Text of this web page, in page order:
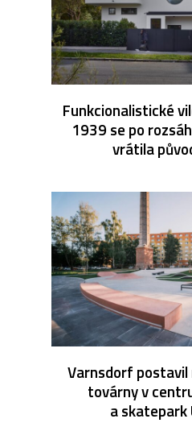
Funkcionalistické
1939 se po
vrátila
Varnsdorf
továrny v
a skatepark